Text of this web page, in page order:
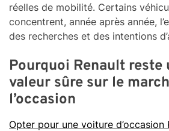
réelles de mobilité. Certains
concentrent, année après année,
des recherches et des intentions
Pourquoi Renault reste
valeur sûre sur le
l’occasion
Opter pour une voiture d’occasion